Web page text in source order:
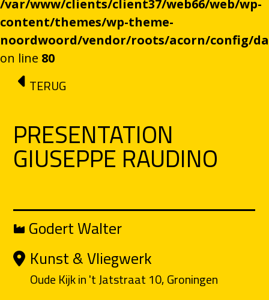
/var/www/clients/client37/web66/web/wp-
content/themes/wp-theme-
noordwoord/vendor/roots/acorn/config/
on line 80
Ga naar de inhoud
TERUG
PRESENTATION
GIUSEPPE RAUDINO
Godert Walter
Kunst & Vliegwerk
Oude Kijk in 't Jatstraat 10, Groningen